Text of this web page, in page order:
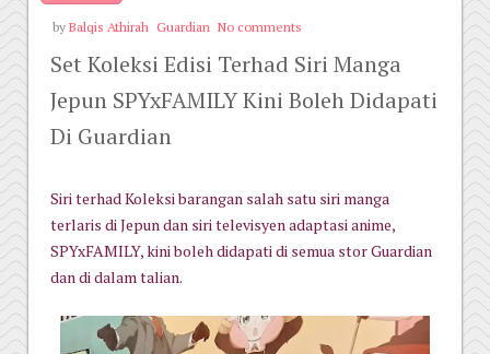
by Balqis Athirah Guardian No comments
Set Koleksi Edisi Terhad Siri Manga
Jepun SPYxFAMILY Kini Boleh Didapati
Di Guardian
Siri terhad Koleksi barangan salah satu siri manga
terlaris di Jepun dan siri televisyen adaptasi anime,
SPYxFAMILY, kini boleh didapati di semua stor Guardian
dan di dalam talian.